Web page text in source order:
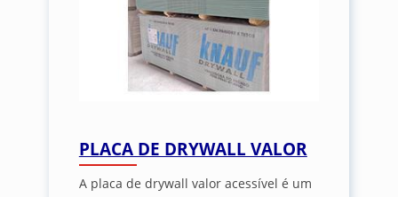
PLACA DE DRYWALL VALOR
A placa de drywall valor acessível é um